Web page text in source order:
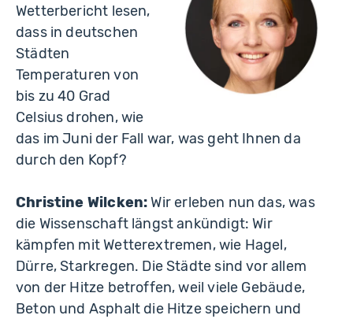
Wetterbericht lesen,
dass in deutschen
Städten
Temperaturen von
bis zu 40 Grad
Celsius drohen, wie
das im Juni der Fall war, was geht Ihnen da
durch den Kopf?
Christine Wilcken:Wir erleben nun das, was
die Wissenschaft längst ankündigt: Wir
kämpfen mit Wetterextremen, wie Hagel,
Dürre, Starkregen. Die Städte sind vor allem
von der Hitze betroffen, weil viele Gebäude,
Beton und Asphalt die Hitze speichern und